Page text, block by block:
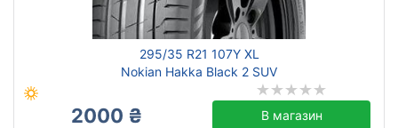
295/35 R21 107Y XL
Nokian Hakka Black 2 SUV
2000 ₴ В магазин